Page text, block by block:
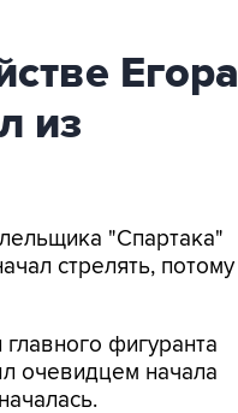
Егора
из
"Спартака"
стрелять, потому
фигуранта
очевидцем начала